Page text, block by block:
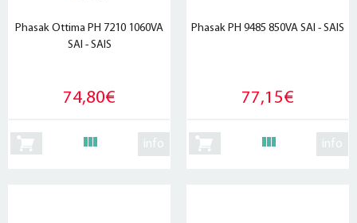
Phasak Ottima PH 7210 1060VA
SAI - SAIS
74,80€
info
Phasak PH 9485 850VA SAI - SAIS
77,15€
info